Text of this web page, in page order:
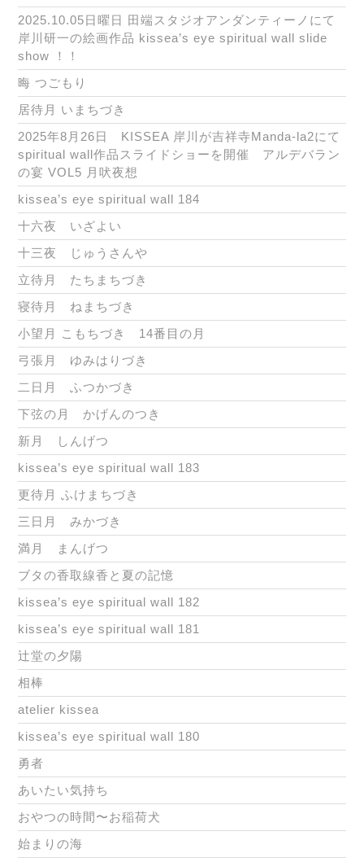
2025.10.05日曜日 田端スタジオアンダンティーノにて
岸川研一の絵画作品 kissea’s eye spiritual wall slide
show ！！
晦 つごもり
居待月 いまちづき
2025年8月26日 KISSEA 岸川が吉祥寺Manda-la2にて
spiritual wall作品スライドショーを開催 アルデバラン
の宴 VOL5 月吠夜想
kissea’s eye spiritual wall 184
十六夜 いざよい
十三夜 じゅうさんや
立待月 たちまちづき
寝待月 ねまちづき
小望月 こもちづき 14番目の月
弓張月 ゆみはりづき
二日月 ふつかづき
下弦の月 かげんのつき
新月 しんげつ
kissea’s eye spiritual wall 183
更待月 ふけまちづき
三日月 みかづき
満月 まんげつ
ブタの香取線香と夏の記憶
kissea’s eye spiritual wall 182
kissea’s eye spiritual wall 181
辻堂の夕陽
相棒
atelier kissea
kissea’s eye spiritual wall 180
勇者
あいたい気持ち
おやつの時間〜お稲荷犬
始まりの海